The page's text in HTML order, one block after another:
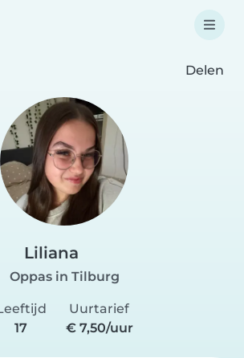
Delen
Liliana
Oppas in Tilburg
17
Uurtarief
€ 7,50/uur